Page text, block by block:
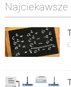
Najciekawsze